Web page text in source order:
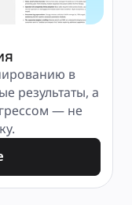
в
результаты, а
— не